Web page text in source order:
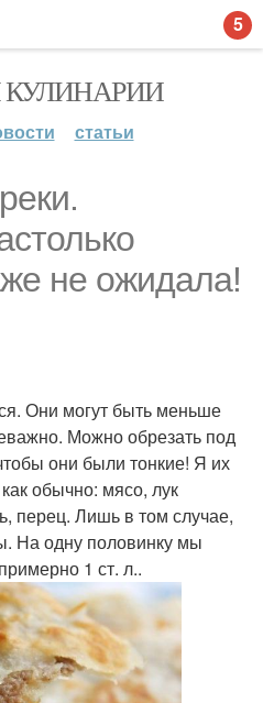
статьи
не ожидала!
Они могут быть меньше
Можно обрезать под
они были тонкие! Я их
обычно: мясо, лук
перец. Лишь в том случае,
На одну половинку мы
1 ст. л..
5